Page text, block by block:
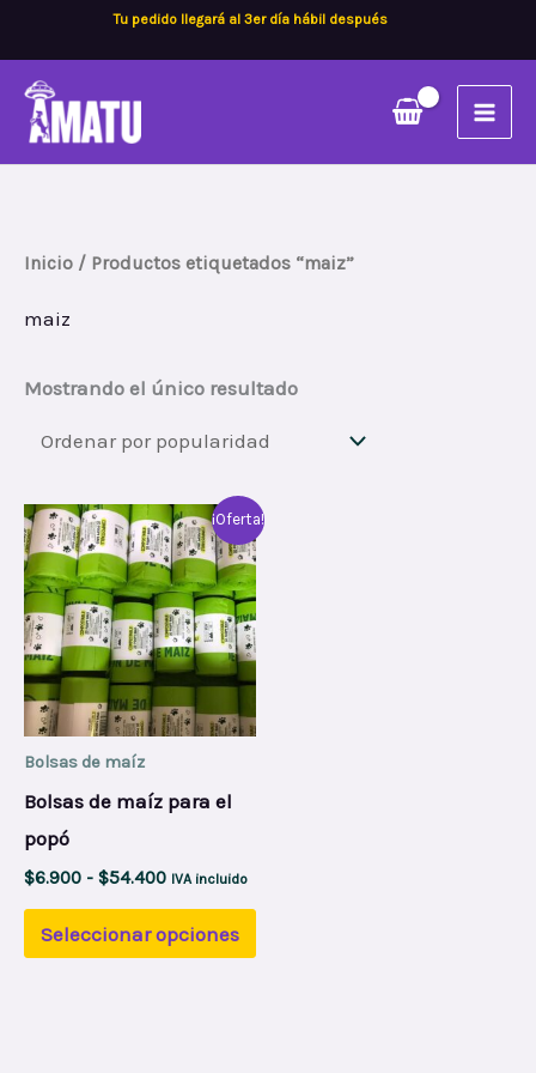
al
contenido
Tu pedido llegará al 3er día hábil después
Inicio / Productos etiquetados “maiz”
maiz
Mostrando el único resultado
¡Oferta!
Bolsas de maíz
Bolsas de maíz para el
popó
$6.900 - $54.400
Rango
de
precios:
desde
$6.900
hasta
$54.400
IVA incluido
Seleccionar opciones
Este
producto
tiene
múltiples
variantes.
opciones
página